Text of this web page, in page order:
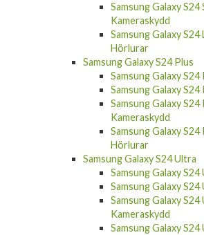
Kameraskydd
Samsung Galaxy S24
Hörlurar
Samsung Galaxy S24 Plus
Samsung Galaxy S24
Samsung Galaxy S24
Samsung Galaxy S24
Kameraskydd
Samsung Galaxy S24
Hörlurar
Samsung Galaxy S24 Ultra
Samsung Galaxy S24
Samsung Galaxy S24
Samsung Galaxy S24
Kameraskydd
Samsung Galaxy S24
Hörlurar